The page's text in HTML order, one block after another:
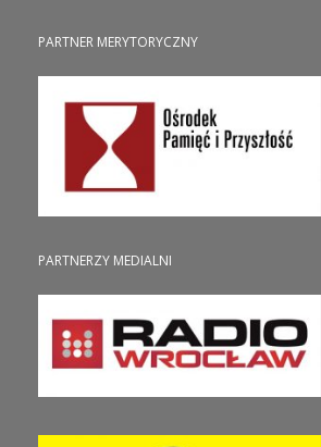
PARTNER MERYTORYCZNY
PARTNERZY MEDIALNI